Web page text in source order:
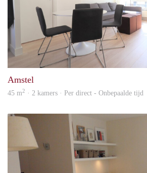
Amstel
45 m2 · 2 kamers · Per direct - Onbepaalde tijd